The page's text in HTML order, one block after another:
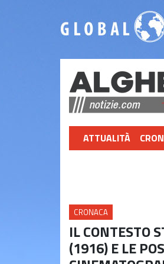
ATTUALITÀ
CRONACA
IL CONTESTO
(1916) E LE